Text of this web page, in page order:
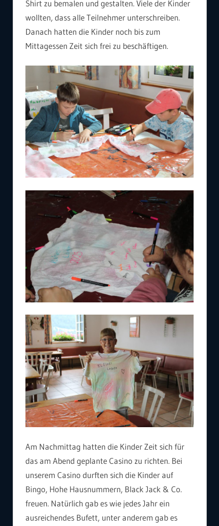
Shirt zu bemalen und gestalten. Viele der Kinder
wollten, dass alle Teilnehmer unterschreiben.
Danach hatten die Kinder noch bis zum
Mittagessen Zeit sich frei zu beschäftigen.
Am Nachmittag hatten die Kinder Zeit sich für
das am Abend geplante Casino zu richten. Bei
unserem Casino durften sich die Kinder auf
Bingo, Hohe Hausnummern, Black Jack & Co.
freuen. Natürlich gab es wie jedes Jahr ein
ausreichendes Bufett, unter anderem gab es